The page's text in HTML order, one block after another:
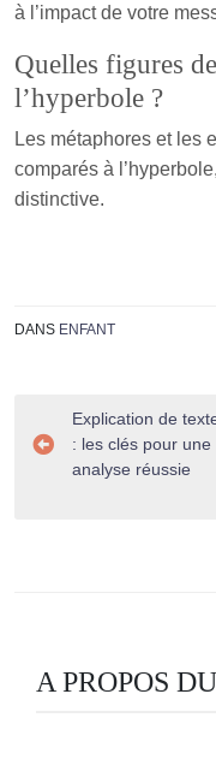
à l’impact de votre
Quelles figures
l’hyperbole ?
Les métaphores et les
comparés à
distinctive.
DANS ENFANT
Navigation
de
Explication de
: les clés pour une
analyse réussie
A PROPOS